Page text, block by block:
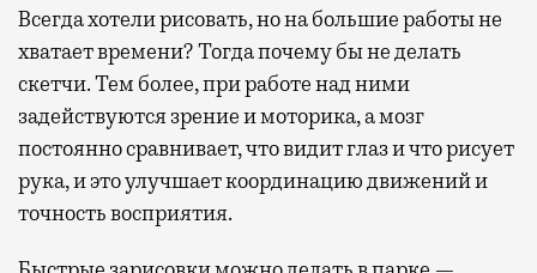
Всегда хотели рисовать, но на большие работы не
хватает времени? Тогда почему бы не делать
скетчи. Тем более, при работе над ними
задействуются зрение и моторика, а мозг
постоянно сравнивает, что видит глаз и что рисует
рука, и это улучшает координацию движений и
точность восприятия.